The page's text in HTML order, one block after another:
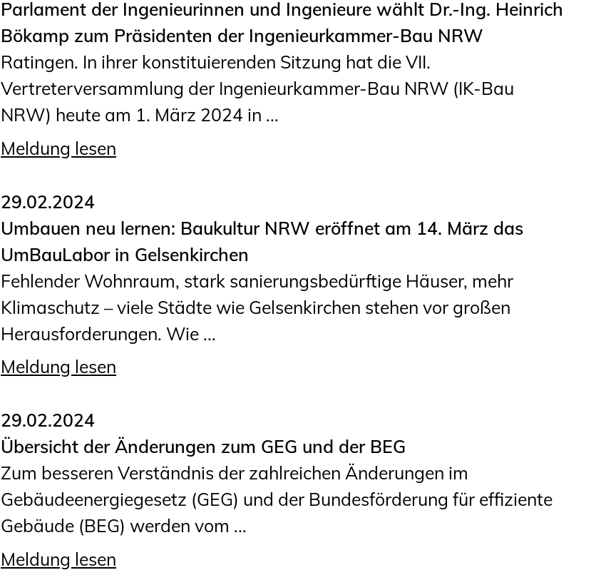
Geschäftsstelle
Mitgliedschaft
Veranstaltungsformate
Unsere Publikationen
Informationen für
Fortbildungsträger
Fortbildung/Seminare
Informationen für
Ingenieurinnen und Ingenieure
Recht
Planungswettbewerbe
Publikationen
Staatlich anerkannte
Sachverständige
Öffentlich bestellte und
vereidigte Sachverständige
Prüfsachverständige
Qualifizierte Tragwerksplaner/-
Informationen für
Schülerinnen, Schüler
und Studierende
Projekte für
Programm
Studierende
Wettbewerbe für
Presse
Kontakt und Anfahrt
Impressum
Parlament der Ingenieurinnen und Ingenieure wählt Dr.-Ing. Heinrich
Bökamp zum Präsidenten der Ingenieurkammer-Bau NRW
Ratingen. In ihrer konstituierenden Sitzung hat die VII.
Vertreterversammlung der Ingenieurkammer-Bau NRW (IK-Bau
NRW) heute am 1. März 2024 in ...
Meldung lesen
29.02.2024
Umbauen neu lernen: Baukultur NRW eröffnet am 14. März das
UmBauLabor in Gelsenkirchen
Fehlender Wohnraum, stark sanierungsbedürftige Häuser, mehr
Klimaschutz – viele Städte wie Gelsenkirchen stehen vor großen
Herausforderungen. Wie ...
Meldung lesen
29.02.2024
Übersicht der Änderungen zum GEG und der BEG
Zum besseren Verständnis der zahlreichen Änderungen im
Gebäudeenergiegesetz (GEG) und der Bundesförderung für effiziente
Gebäude (BEG) werden vom ...
Meldung lesen